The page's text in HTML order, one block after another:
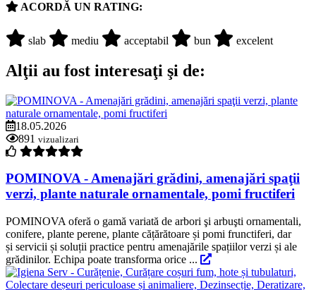
ACORDĂ UN RATING:
slab mediu acceptabil bun excelent
Alţii au fost interesaţi şi de:
18.05.2026
891 vizualizari
POMINOVA - Amenajări grădini, amenajări spaţii
verzi, plante naturale ornamentale, pomi fructiferi
POMINOVA oferă o gamă variată de arbori şi arbuşti ornamentali,
conifere, plante perene, plante cățărătoare și pomi frunctiferi, dar
și servicii și soluții practice pentru amenajările spațiilor verzi și ale
grădinilor. Echipa poate transforma orice ...